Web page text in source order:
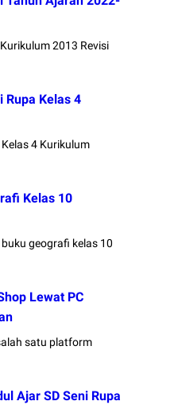
2013 Revisi
Rupa Kelas 4
4 Kurikulum
Kelas 10
geografi kelas 10
Lewat PC
satu platform
Ajar SD Seni Rupa